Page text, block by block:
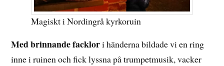
Magiskt i Nordingrå kyrkoruin
Med brinnande facklori händerna bildade vi en ring
inne i ruinen och fick lyssna på trumpetmusik, vacker